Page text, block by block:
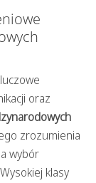
oraz
zrozumienia
wybór
klasy